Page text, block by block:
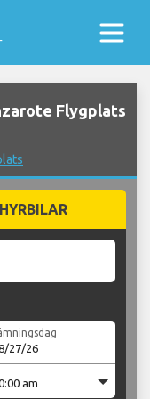
Flygplats